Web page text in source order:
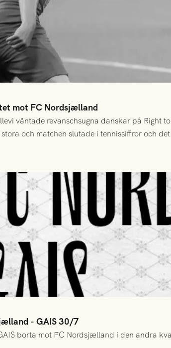
mot FC Nordsjælland
väntade revanschsugna danskar på
och matchen slutade i tennissiffror och
- GAIS 30/7
borta mot FC Nordsjælland i den andra